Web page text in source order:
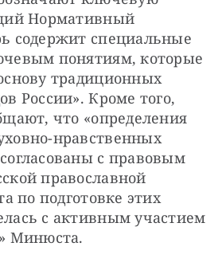
Нормативный
содержит специальные
понятиям, которые
традиционных
России». Кроме того,
что «определения
нравственных
с правовым
православной
по подготовке этих
с активным участием
Минюста.